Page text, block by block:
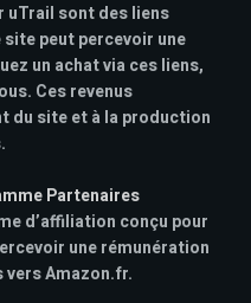
uTrail sont des liens
peut percevoir une
un achat via ces liens,
Ces revenus
du site et à la production
Partenaires
d’affiliation conçu pour
une rémunération
vers Amazon.fr.